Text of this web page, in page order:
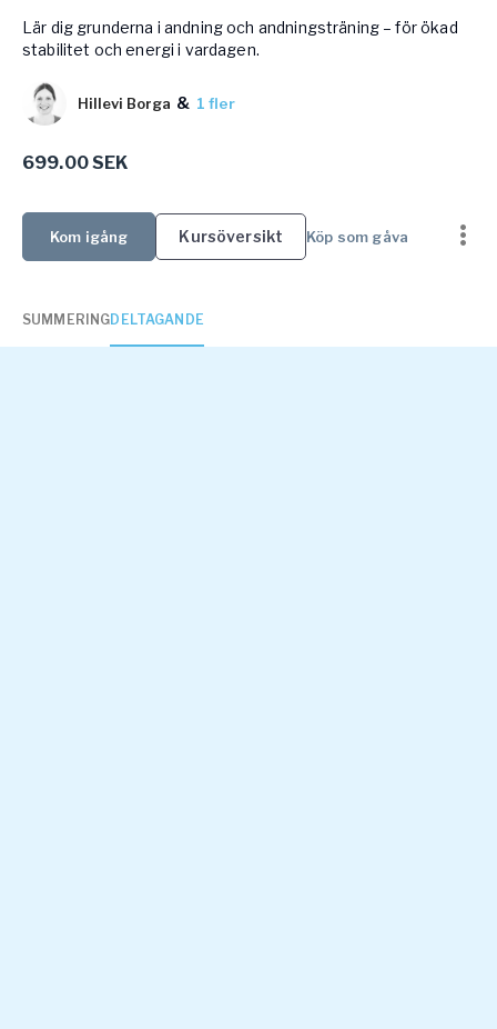
Vården – Yogobe Health & Care
Så stöttar Yogobe patienter, förskrivare och sjukvården
Fysisk aktivitet på recept
Företag
Stöd till arbetsgivare, försäkringsbolag & organisationer
Pausa Smart
Hotell & Konferens
Lär dig grunderna i andning och andningsträning – för ökad
stabilitet och energi i vardagen.
Hillevi Borga & 1 fler
699.00 SEK
Kom igång Kursöversikt Köp som gåva
SUMMERINGDELTAGANDE